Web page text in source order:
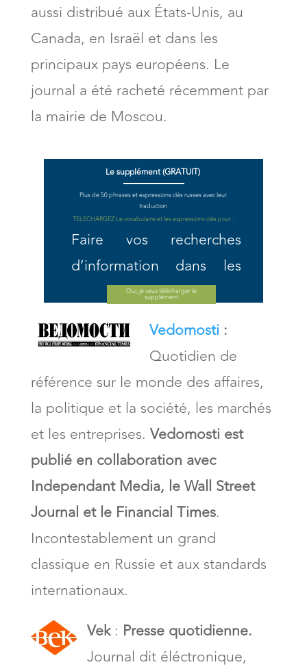
aussi distribué aux États-Unis, au
Canada, en Israël et dans les
principaux pays européens. Le
journal a été racheté récemment par
la mairie de Moscou.
Le supplément (GRATUIT)
Plus de 50 phrases et expressions clés russes avec leur
traduction
TELECHARGEZ Le vocabulaire etles expressions clés pour :
Faire vos recherches
d’information dans les
journaux ou les revues en
ligne
Passer une annonce dans
un journal ou une revue
(immobilier,
babysitting...).
Acheter un journal ou
une revue
Oui, je veux télécharger le
supplément
Vedomosti:
Quotidien de
référence sur le monde des affaires,
la politique et la société, les marchés
et les entreprises. Vedomosti est
publié en collaboration avec
Independant Media, le Wall Street
Journal et le Financial Times.
Incontestablement un grand
classique en Russie et aux standards
internationaux.
Vek: Presse quotidienne.
Journal dit éléctronique,